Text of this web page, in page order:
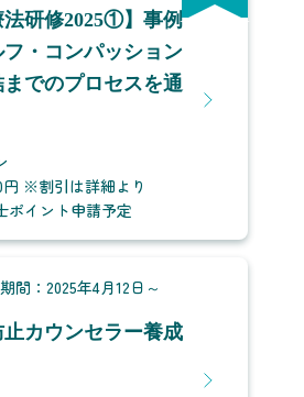
法研修2025①】事例
・コンパッション
でのプロセスを通
※割引は詳細より
ポイント申請予定
間：2025年4月12日～
カウンセラー養成